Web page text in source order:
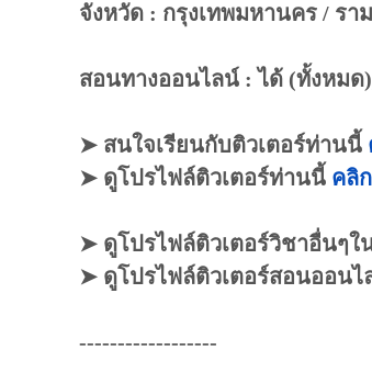
จังหวัด : กรุงเทพมหานคร / รา
สอนทางออนไลน์ : ได้ (ทั้งหมด
➤ สนใจเรียนกับติวเตอร์ท่านนี้
➤ ดูโปรไฟล์ติวเตอร์ท่านนี้ คลิ
➤ ดูโปรไฟล์ติวเตอร์วิชาอื่นๆใ
➤ ดูโปรไฟล์ติวเตอร์สอนออน
------------------